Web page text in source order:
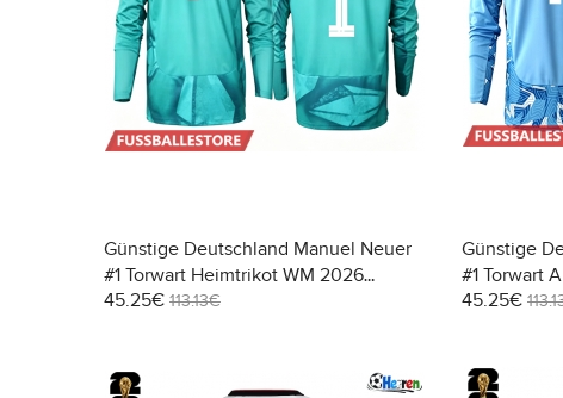
Günstige Deutschland Manuel Neuer
#1 Torwart Heimtrikot WM 2026
Langarm
45.25€ 113.13€
Günstige
#1 Torwart
Langarm
45.25€